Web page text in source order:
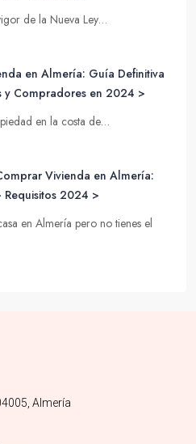
de la Nueva Ley…
en Almería: Guía Definitiva
y Compradores en 2024 >
en la costa de…
Vivienda en Almería:
2024 >
en Almería pero no tienes el
Almería